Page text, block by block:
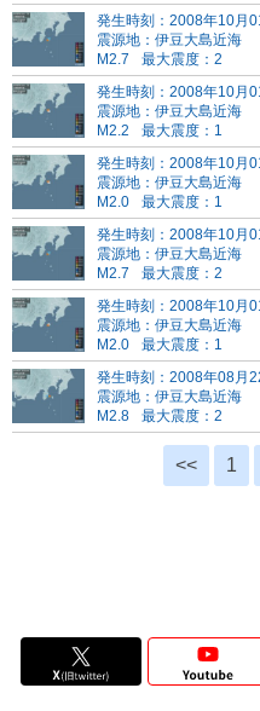
発生時刻：2008年10月
震源地：伊豆大島近海
M2.7
最大震度：2
発生時刻：2008年10月
震源地：伊豆大島近海
M2.2
最大震度：1
発生時刻：2008年10月
震源地：伊豆大島近海
M2.0
最大震度：1
発生時刻：2008年10月
震源地：伊豆大島近海
M2.7
最大震度：2
発生時刻：2008年10月
震源地：伊豆大島近海
M2.0
最大震度：1
発生時刻：2008年08月
震源地：伊豆大島近海
M2.8
最大震度：2
<< 1